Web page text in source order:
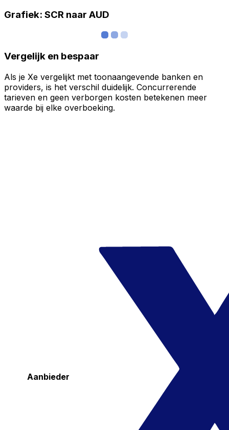
Grafiek: SCR naar AUD
Vergelijk en bespaar
Als je Xe vergelijkt met toonaangevende banken en
providers, is het verschil duidelijk. Concurrerende
tarieven en geen verborgen kosten betekenen meer
waarde bij elke overboeking.
Aanbieder